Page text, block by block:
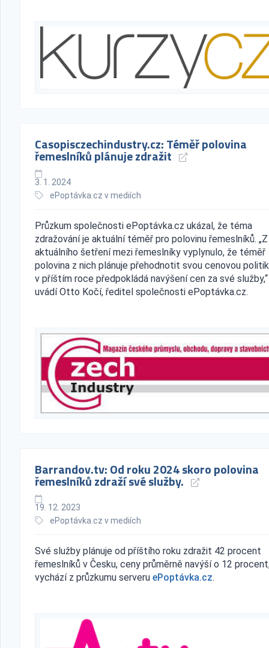
Casopisczechindustry.cz: Téměř polovina
řemeslníků plánuje zdražit
3. 1. 2024
ePoptávka.cz v mediích
Průzkum společnosti ePoptávka.cz ukázal, že téma
zdražování je aktuální téměř pro polovinu řemeslníků. „Z
aktuálního šetření mezi řemeslníky vyplynulo, že téměř
polovina z nich plánuje přehodnotit svou cenovou
v příštím roce předpokládá navýšení cen za své služby,“
uvádí Otto Kočí, ředitel společnosti ePoptávka.cz.
Barrandov.tv: Od roku 2024 skoro polovina
řemeslníků zdraží své služby.
19. 12. 2023
ePoptávka.cz v mediích
Své služby plánuje od příštího roku zdražit 42 procent
řemeslníků v Česku, ceny průměrně navýší o 12
vychází z průzkumu serveru ePoptávka.cz.